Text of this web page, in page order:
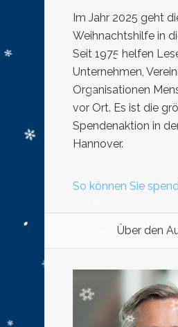
Im Jahr 2025 geht
Weihnachtshilfe in
Seit 1975 helfen
Unternehmen,
Organisationen
vor Ort. Es ist die
Spendenaktion in
Hannover.
So können Sie
Über den